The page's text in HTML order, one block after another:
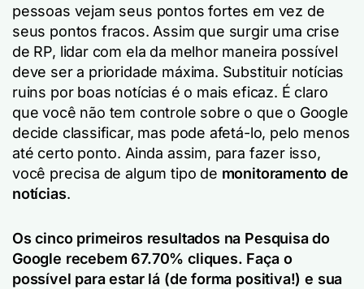
pessoas vejam seus pontos fortes em vez de
seus pontos fracos. Assim que surgir uma crise
de RP, lidar com ela da melhor maneira possível
deve ser a prioridade máxima. Substituir notícias
ruins por boas notícias é o mais eficaz. É claro
que você não tem controle sobre o que o Google
decide classificar, mas pode afetá-lo, pelo menos
até certo ponto. Ainda assim, para fazer isso,
você precisa de algum tipo de monitoramento de
notícias.
Os cinco primeiros resultados na Pesquisa do
Google recebem 67.70% cliques. Faça o
possível para estar lá (de forma positiva!) e sua